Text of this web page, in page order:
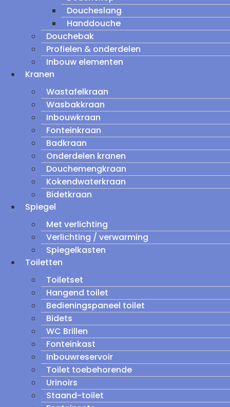
Doucheslang
Handdouche
Douchebak
Profielen & onderdelen
Inbouw elementen
Kranen
Wastafelkraan
Wasbakkraan
Inbouwkraan
Fonteinkraan
Badkraan
Onderdelen kranen
Douchemengkraan
Kokendwaterkraan
Bidetkraan
Spiegel
Met verlichting
Verlichting / verwarming
Spiegelkasten
Toiletten
Toiletset
Hangend toilet
Bedieningspaneel toilet
Bidets
WC Brillen
Fonteinkast
Inbouwreservoir
Toilet toebehorende
Urinoirs
Staand-toilet